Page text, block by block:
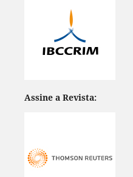
Assine a Revista: